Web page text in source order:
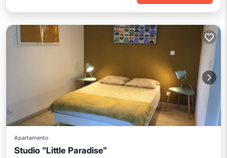
Apartamento
Studio "Little Paradise"